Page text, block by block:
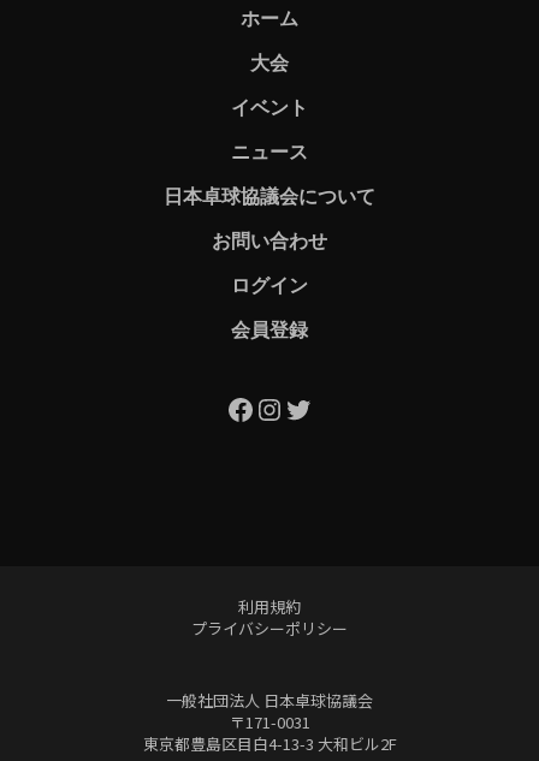
ホーム
大会
イベント
ニュース
日本卓球協議会について
お問い合わせ
ログイン
会員登録
Facebook
Instagram
Twitter
利用規約
プライバシーポリシー
一般社団法人 日本卓球協議会
〒171-0031
東京都豊島区目白4-13-3 大和ビル2F